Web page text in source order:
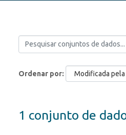
Ordenar por
1 conjunto de